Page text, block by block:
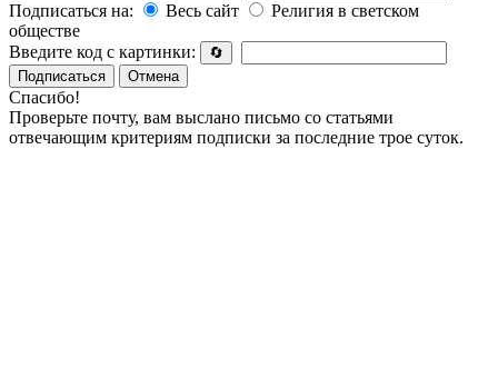
Подписаться на:
Весь сайт
Религия в светском
обществе
Введите код с картинки:
🔄
Подписаться
Отмена
Спасибо!
Проверьте почту, вам выслано письмо со статьями
отвечающим критериям подписки за последние трое суток.